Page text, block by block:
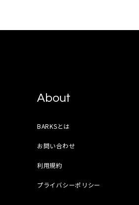
About
BARKSとは
お問い合わせ
利用規約
プライバシーポリシー